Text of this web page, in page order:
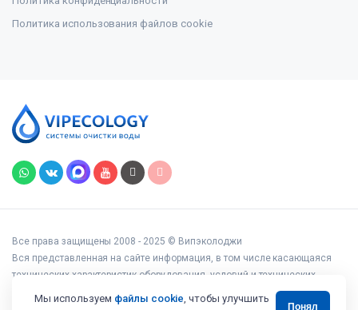
Политика использования файлов cookie
Все права защищены 2008 - 2025 © Випэколоджи
Вся представленная на сайте информация, в том числе касающаяся
технических характеристик оборудования, условий и технических
возможностей подключения, наличия на складе, стоимости товаров и
Мы используем файлы cookie, чтобы улучшить
Понял